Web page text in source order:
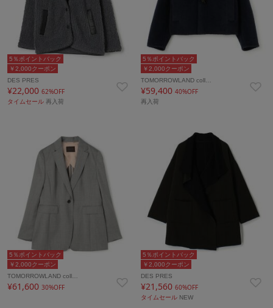
￥2,000クーポン
5％ポイントバック
DES PRES
¥22,000 62%OFF
タイムセール 再入荷
￥2,000クーポン
5％ポイントバック
TOMORROWLAND coll…
¥59,40040%OFF
再入荷
￥2,000クーポン
5％ポイントバック
TOMORROWLAND coll…
¥61,600 30%OFF
￥2,000クーポン
5％ポイントバック
DES PRES
¥21,56060%OFF
タイムセール NEW